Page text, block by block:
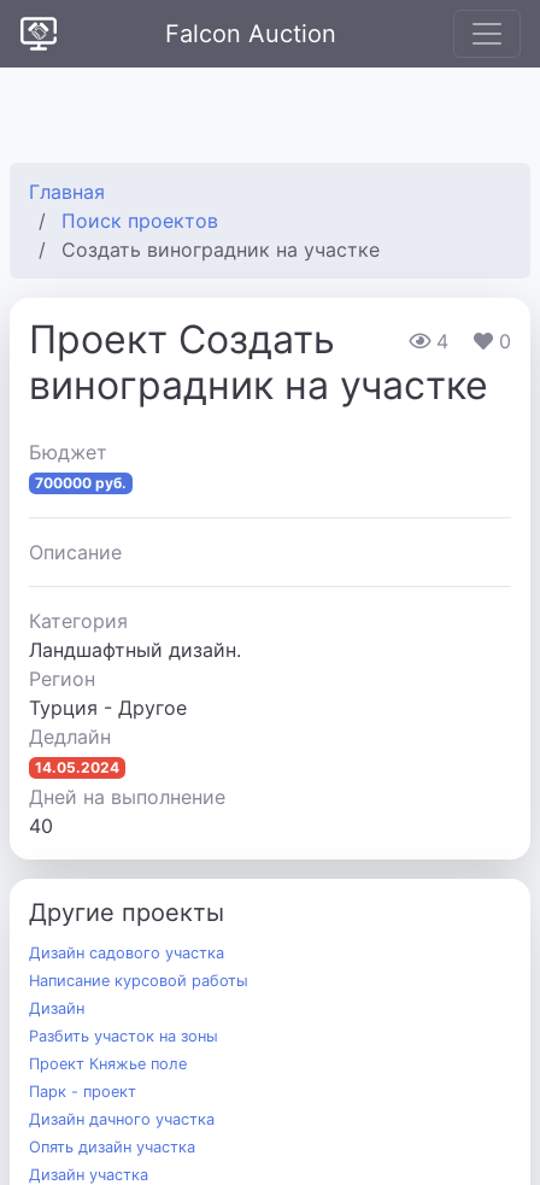
Falcon Auction
Главная
Поиск проектов
Создать виноградник на участке
4 0
Проект Создать
виноградник на участке
Бюджет
700000 руб.
Описание
Категория
Ландшафтный дизайн.
Регион
Турция - Другое
Дедлайн
14.05.2024
Дней на выполнение
40
Другие проекты
Дизайн садового участка
Написание курсовой работы
Дизайн
Разбить участок на зоны
Проект Княжье поле
Парк - проект
Дизайн дачного участка
Опять дизайн участка
Дизайн участка